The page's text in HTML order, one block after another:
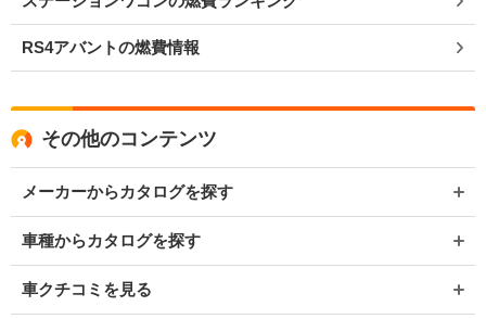
RS4アバントの燃費情報
その他のコンテンツ
メーカーからカタログを探す
車種からカタログを探す
車クチコミを見る